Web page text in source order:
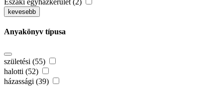
Északi egyházkerület (2)
kevesebb
Anyakönyv típusa
születési (55)
halotti (52)
házassági (39)